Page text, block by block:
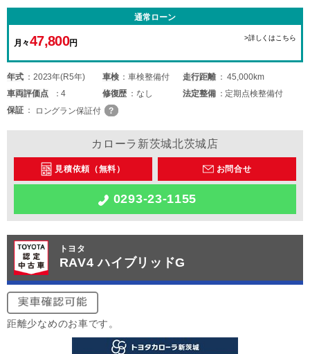
通常ローン
月々47,800円
>詳しくはこちら
年式 2023年(R5年) 車検 車検整備付 走行距離
45,000km
車両評価点 4 修復歴 なし 法定整備
定期点検整備付
保証
ロングラン保証付
カローラ新茨城北茨城店
見積依頼（無料） お問合せ
0293-23-1155
トヨタ
RAV4 ハイブリッドG
距離少なめのお車です。